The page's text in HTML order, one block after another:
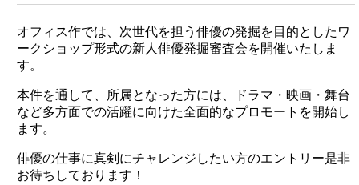
オフィス作では、次世代を担う俳優の発掘を目的としたワ
ークショップ形式の新人俳優発掘審査会を開催いたしま
す。
本件を通して、所属となった方には、ドラマ・映画・舞台
など多方面での活躍に向けた全面的なプロモートを開始し
ます。
俳優の仕事に真剣にチャレンジしたい方のエントリー是非
お待ちしております！